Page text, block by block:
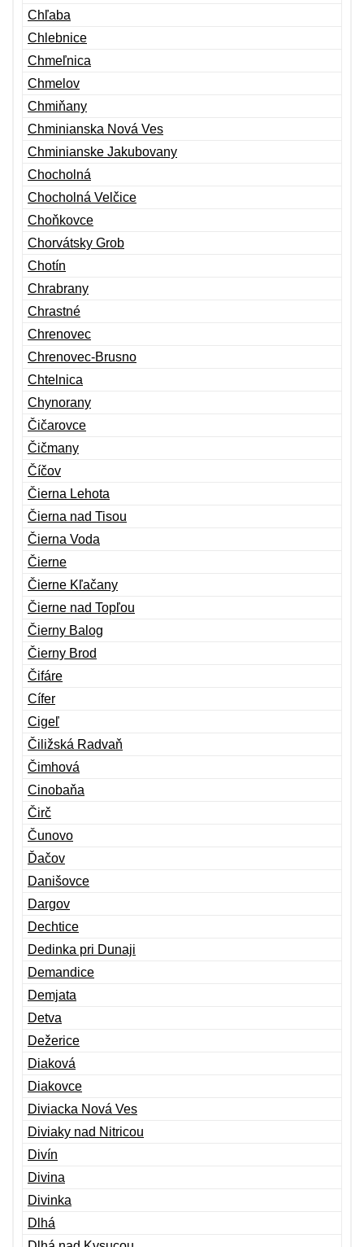
Chľaba
Chlebnice
Chmeľnica
Chmelov
Chmiňany
Chminianska Nová Ves
Chminianske Jakubovany
Chocholná
Chocholná Velčice
Choňkovce
Chorvátsky Grob
Chotín
Chrabrany
Chrastné
Chrenovec
Chrenovec-Brusno
Chtelnica
Chynorany
Čičarovce
Čičmany
Číčov
Čierna Lehota
Čierna nad Tisou
Čierna Voda
Čierne
Čierne Kľačany
Čierne nad Topľou
Čierny Balog
Čierny Brod
Čifáre
Cífer
Cigeľ
Čiližská Radvaň
Čimhová
Cinobaňa
Čirč
Čunovo
Ďačov
Danišovce
Dargov
Dechtice
Dedinka pri Dunaji
Demandice
Demjata
Detva
Dežerice
Diaková
Diakovce
Diviacka Nová Ves
Diviaky nad Nitricou
Divín
Divina
Divinka
Dlhá